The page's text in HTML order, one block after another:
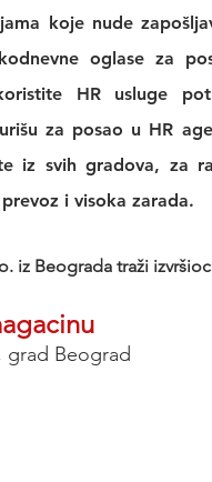
koje nude
oglase za
HR usluge
za posao u HR
iz svih gradova, za
i visoka zarada.
iz Beograda traži
grad Beograd